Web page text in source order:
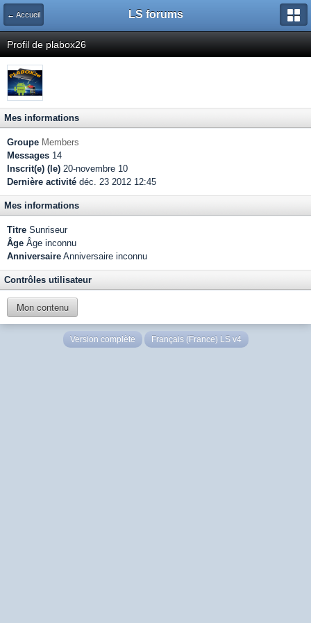
← Accueil LS forums
Profil de plabox26
Mes informations
Groupe Members
Messages 14
Inscrit(e) (le) 20-novembre 10
Dernière activité déc. 23 2012 12:45
Mes informations
Titre Sunriseur
Âge Âge inconnu
Anniversaire Anniversaire inconnu
Contrôles utilisateur
Mon contenu
Version complète Français (France) LS v4